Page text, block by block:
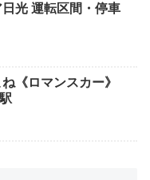
光 運転区間・停車
《ロマンスカー》